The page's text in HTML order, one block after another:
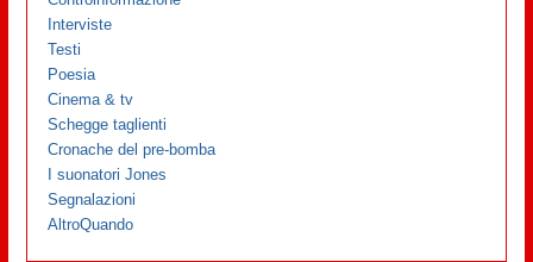
Interviste
Testi
Poesia
Cinema & tv
Schegge taglienti
Cronache del pre-bomba
I suonatori Jones
Segnalazioni
AltroQuando